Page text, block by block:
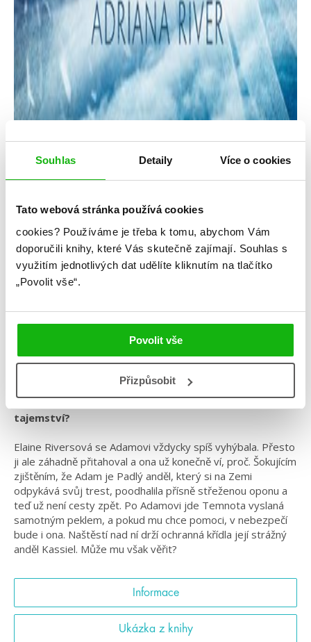
Souhlas Detaily Více o cookies
Tato webová stránka používá cookies
cookies? Používáme je třeba k tomu, abychom Vám
doporučili knihy, které Vás skutečně zajímají. Souhlas s
využitím jednotlivých dat udělíte kliknutím na tlačítko
„Povolit vše“.
Povolit vše
Přizpůsobit
Žánr: Fantasy
Sedmé nebe – Nebeská řeka
Adriana Michálková
#standalone
Co když je svět úplně jiný a skrývá temná a děsivá
tajemství?
Elaine Riversová se Adamovi vždycky spíš vyhýbala. Přesto
ji ale záhadně přitahoval a ona už konečně ví, proč. Šokujícím
zjištěním, že Adam je Padlý anděl, který si na Zemi
odpykává svůj trest, poodhalila přísně střeženou oponu a
teď už není cesty zpět. Po Adamovi jde Temnota vyslaná
samotným peklem, a pokud mu chce pomoci, v nebezpečí
bude i ona. Naštěstí nad ní drží ochranná křídla její strážný
anděl Kassiel. Může mu však věřit?
Informace
Ukázka z knihy